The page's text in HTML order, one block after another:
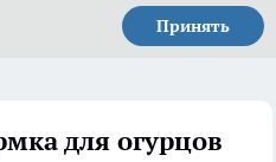
Принять
для огурцов